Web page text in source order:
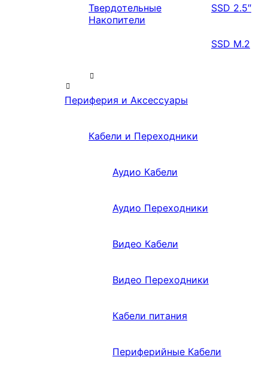
Твердотельные
Накопители
SSD 2.5″
SSD M.2
Периферия и Аксессуары
Кабели и Переходники
Аудио Кабели
Аудио Переходники
Видео Кабели
Видео Переходники
Кабели питания
Периферийные Кабели